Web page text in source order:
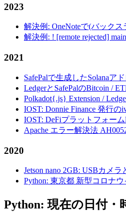
2023
解決例: OneNoteで(バック
解決例: ! [remote rejected]
2021
SafePalで生成したSolanaア
LedgerとSafePalのBitcoin /
Polkadot{.js} Extension /
IOST: Donnie Finance 発行
IOST: DeFiプラットフォー
Apache エラー解決法
2020
Jetson nano 2GB: USBカメ
Python: 東京都 新型コロナ
Python: 現在の日付・